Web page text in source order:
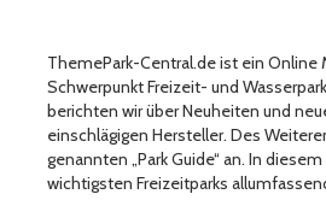
ThemePark-Central.de ist ein Online
Schwerpunkt Freizeit- und
berichten wir über Neuheiten und
einschlägigen Hersteller. Des
genannten „Park Guide“ an. In
wichtigsten Freizeitparks